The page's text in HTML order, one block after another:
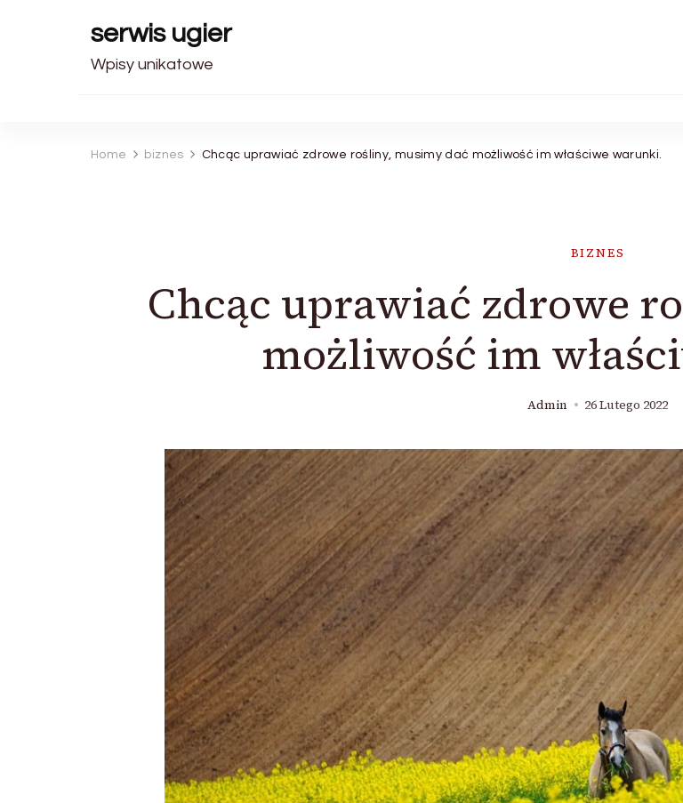
serwis ugier
Wpisy unikatowe
Home biznes Chcąc uprawiać zdrowe rośliny, musimy dać możliwość im właściwe warunki.
BIZNES
Chcąc uprawiać zdrowe
możliwość im
Admin 26 Lutego 2022